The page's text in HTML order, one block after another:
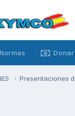
Normas
Presentaciones